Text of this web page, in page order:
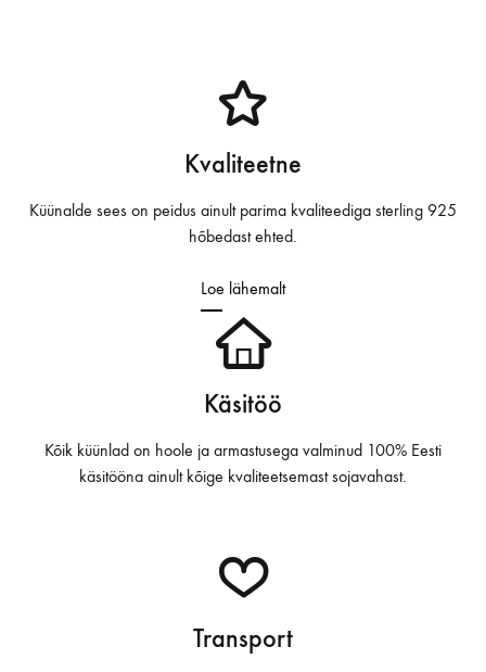
V
i
d
e
o
Kvaliteetne
Küünalde sees on peidus ainult parima kvaliteediga sterling 925
hõbedast ehted.
Loe lähemalt
Käsitöö
Kõik küünlad on hoole ja armastusega valminud 100% Eesti
käsitööna ainult kõige kvaliteetsemast sojavahast.
Transport